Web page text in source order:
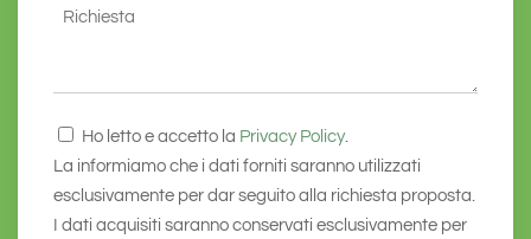
Richiesta
Consenso
*
Ho letto e accetto la Privacy Policy.
La informiamo che i dati forniti saranno utilizzati
esclusivamente per dar seguito alla richiesta proposta.
I dati acquisiti saranno conservati esclusivamente per